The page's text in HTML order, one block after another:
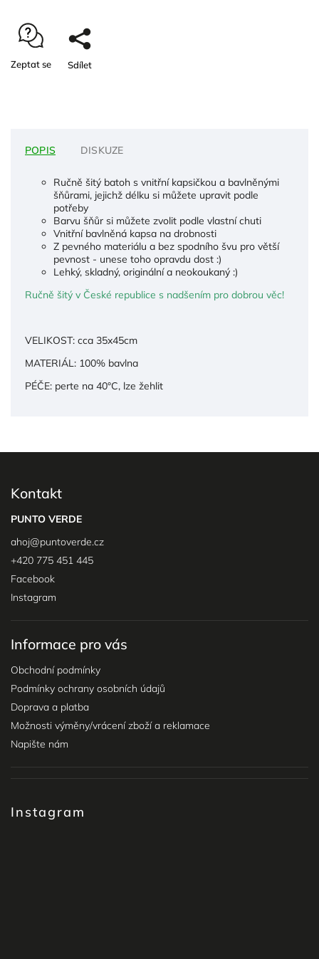
Zeptat se Sdílet
POPIS DISKUZE
Ručně šitý batoh s vnitřní kapsičkou a bavlněnými
šňůrami, jejichž délku si můžete upravit podle
potřeby
Barvu šňůr si můžete zvolit podle vlastní chuti
Vnitřní bavlněná kapsa na drobnosti
Z pevného materiálu a bez spodního švu pro větší
pevnost - unese toho opravdu dost :)
Lehký, skladný, originální a neokoukaný :)
Ručně šitý v České republice s nadšením pro dobrou věc!
VELIKOST: cca 35x45cm
MATERIÁL: 100% bavlna
PÉČE: perte na 40°C, lze žehlit
Kontakt
PUNTO VERDE
ahoj@puntoverde.cz
+420 775 451 445
Facebook
Instagram
Informace pro vás
Obchodní podmínky
Podmínky ochrany osobních údajů
Doprava a platba
Možnosti výměny/vrácení zboží a reklamace
Napište nám
Instagram